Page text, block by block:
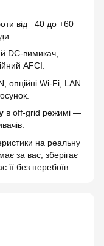
від −40 до +60
DC-вимикач,
AFCI.
опційні Wi-Fi, LAN
в off-grid режимі —
на реальну
за вас, зберігає
її без перебоїв.